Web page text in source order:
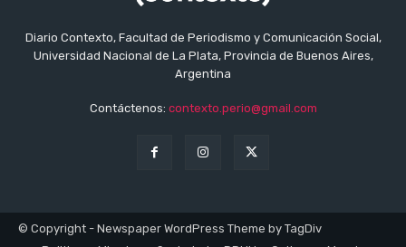
Diario Contexto, Facultad de Periodismo y Comunicación Social,
Universidad Nacional de La Plata, Provincia de Buenos Aires,
Argentina
Contáctenos: contexto.perio@gmail.com
© Copyright - Newspaper WordPress Theme by TagDiv